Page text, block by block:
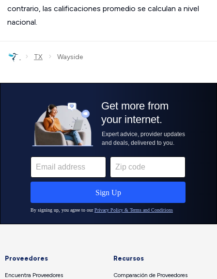
contrario, las calificaciones promedio se calculan a nivel
nacional.
› TX › Wayside
Proveedores
Encuentra Proveedores
Recursos
Comparación de Proveedores